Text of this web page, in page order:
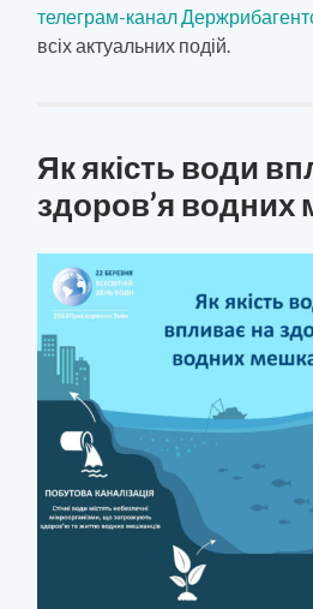
телеграм-канал
всіх актуальних подій.
Як якість води
здоров’я водних